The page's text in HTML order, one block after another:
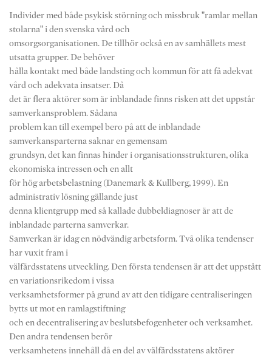
Individer med både psykisk störning och missbruk ”ramlar mellan
stolarna” i den svenska vård och
omsorgsorganisationen. De tillhör också en av samhällets mest
utsatta grupper. De behöver
hålla kontakt med både landsting och kommun för att få adekvat
vård och adekvata insatser. Då
det är flera aktörer som är inblandade finns risken att det uppstår
samverkansproblem. Sådana
problem kan till exempel bero på att de inblandade
samverkansparterna saknar en gemensam
grundsyn, det kan finnas hinder i organisationsstrukturen, olika
ekonomiska intressen och en allt
för hög arbetsbelastning (Danemark & Kullberg, 1999). En
administrativ lösning gällande just
denna klientgrupp med så kallade dubbeldiagnoser är att de
inblandade parterna samverkar.
Samverkan är idag en nödvändig arbetsform. Två olika tendenser
har vuxit fram i
välfärdsstatens utveckling. Den första tendensen är att det uppstått
en variationsrikedom i vissa
verksamhetsformer på grund av att den tidigare centraliseringen
bytts ut mot en ramlagstiftning
och en decentralisering av beslutsbefogenheter och verksamhet.
Den andra tendensen berör
verksamhetens innehåll då en del av välfärdsstatens aktörer